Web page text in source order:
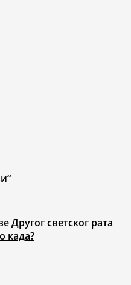
светског рата
када?